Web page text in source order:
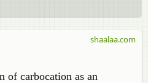
of carbocation as an
shaalaa.com